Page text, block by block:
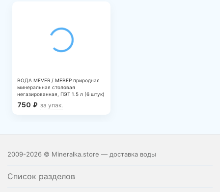
ВОДА MEVER / МЕВЕР природная
минеральная столовая
негазированная, ПЭТ 1.5 л (6 штук)
750 ₽ за упак.
2009-2026 © Mineralka.store — доставка воды
Список разделов